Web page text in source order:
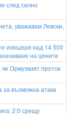
след силно
уважавам Левски,
извърши над 14 500
на цените
Ормузкият проток
за възможна атака
2:0 срещу